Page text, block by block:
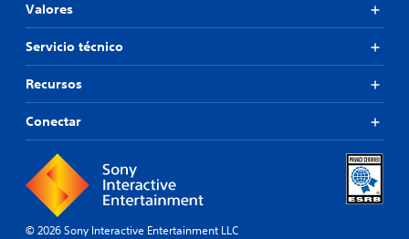
Valores
Servicio técnico
Recursos
Conectar
© 2026 Sony Interactive Entertainment LLC